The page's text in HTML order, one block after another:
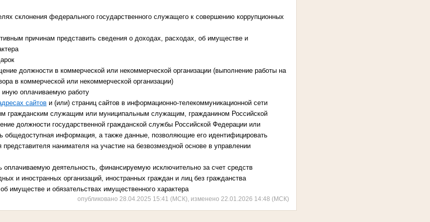
склонения федерального государственного служащего к совершению коррупционных
причинам представить сведения о доходах, расходах, об имуществе и
должности в коммерческой или некоммерческой организации (выполнение работы на
в коммерческой или некоммерческой организации)
оплачиваемую работу
сайтови (или) страниц сайтов в информационно-телекоммуникационной сети
гражданским служащим или муниципальным служащим, гражданином Российской
должности государственной гражданской службы Российской Федерации или
информация, а также данные, позволяющие его идентифицировать
нанимателя на участие на безвозмездной основе в управлении
деятельность, финансируемую исключительно за счет средств
и иностранных организаций, иностранных граждан и лиц без гражданства
имуществе и обязательствах имущественного характера
опубликовано 28.04.2025 15:41 (МСК), изменено 22.01.2026 14:48 (МСК)